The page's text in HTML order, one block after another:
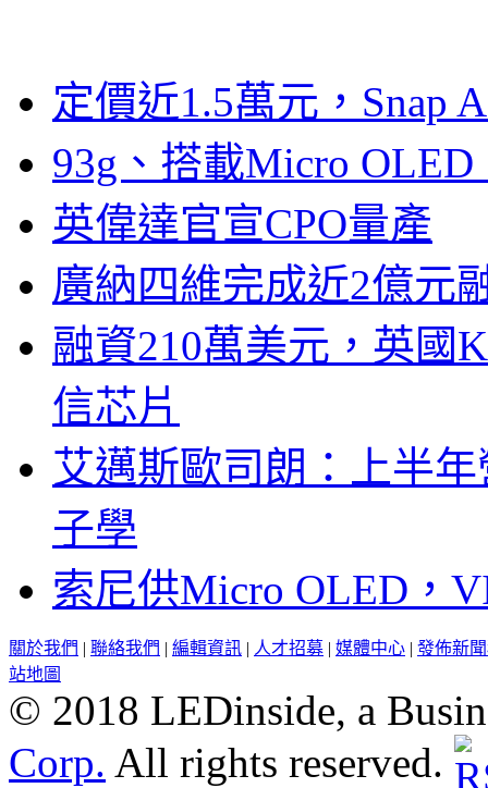
定價近1.5萬元，Snap
93g、搭載Micro
英偉達官宣CPO量產
廣納四維完成近2億元
融資210萬美元，英國
信芯片
艾邁斯歐司朗：上半
子學
索尼供Micro OLED，
關於我們 | 聯絡我們 | 編輯資訊 | 人才招募 | 媒體中心 | 發佈新
站地圖
© 2018 LEDinside, a
Corp. All rights reserved.